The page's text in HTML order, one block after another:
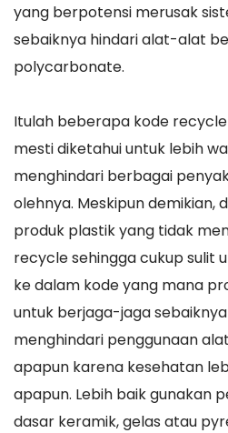
yang berpotensi merusak
sebaiknya hindari alat-alat
polycarbonate.
Itulah beberapa kode
mesti diketahui untuk lebih
menghindari berbagai
olehnya. Meskipun demikian,
produk plastik yang tidak
recycle sehingga cukup sulit
ke dalam kode yang mana
untuk berjaga-jaga
menghindari penggunaan
apapun karena kesehatan
apapun. Lebih baik gunakan
dasar keramik, gelas atau